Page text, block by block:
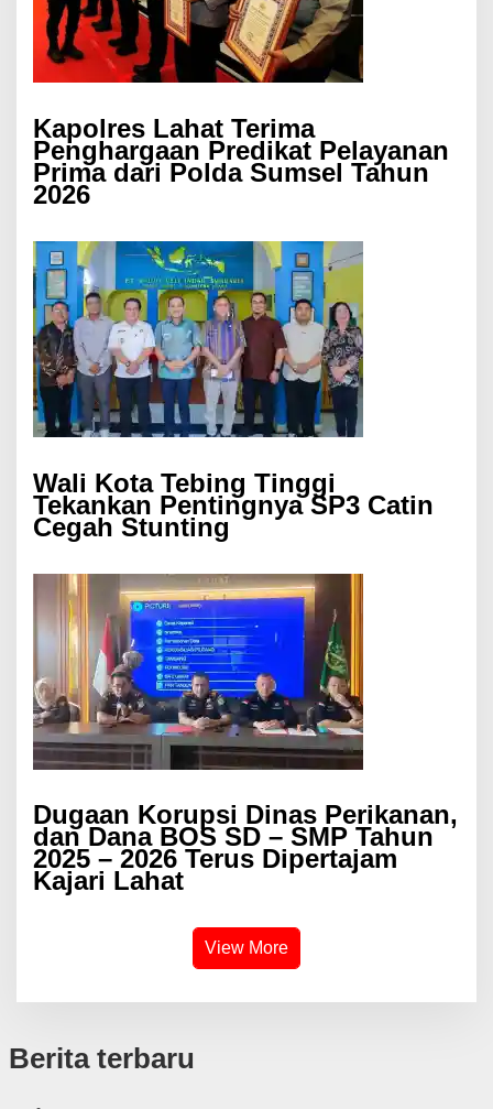
Kapolres Lahat Terima
Penghargaan Predikat Pelayanan
Prima dari Polda Sumsel Tahun
2026
Wali Kota Tebing Tinggi
Tekankan Pentingnya SP3 Catin
Cegah Stunting
Dugaan Korupsi Dinas Perikanan,
dan Dana BOS SD – SMP Tahun
2025 – 2026 Terus Dipertajam
Kajari Lahat
View More
Berita terbaru